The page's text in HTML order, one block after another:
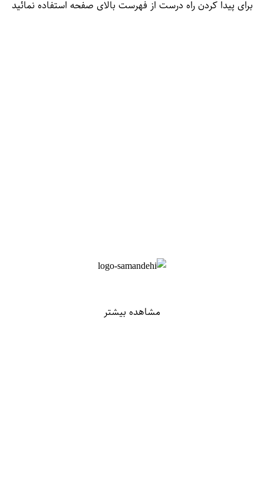
برای پیدا کردن راه درست از فهرست بالای صفحه استفاده نمائید
مشاهده بیشتر